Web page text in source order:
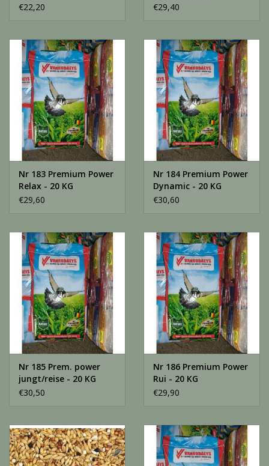
€22,20
€29,40
Nr 183 Premium Power
Relax - 20 KG
€29,60
Nr 184 Premium Power
Dynamic - 20 KG
€30,60
Nr 185 Prem. power
jungt/reise - 20 KG
€30,50
Nr 186 Premium Power
Rui - 20 KG
€29,90